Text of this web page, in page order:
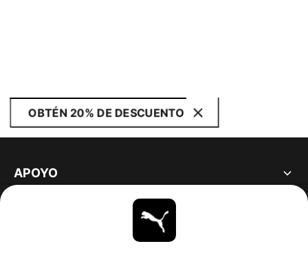
OBTÉN 20% DE DESCUENTO
APOYO